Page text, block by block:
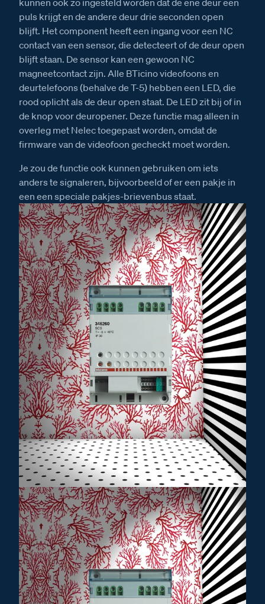
puls krijgt en de andere deur drie seconden open
blijft. Het component heeft een ingang voor een NC
contact van een sensor, die detecteert of de deur open
blijft staan. De sensor kan een gewoon NC
magneetcontact zijn. Alle BTicino videofoons en
deurtelefoons (behalve de T-5) hebben een LED, die
rood oplicht als de deur open staat. De LED zit bij of in
de knop voor deuropener. Deze functie mag alleen in
overleg met Nelec toegepast worden, omdat de
firmware van de videofoon gecheckt moet worden.
Je zou de functie ook kunnen gebruiken om iets
anders te signaleren, bijvoorbeeld of er een pakje in
een een speciale pakjes-brievenbus staat.